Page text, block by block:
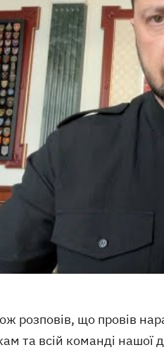
розповів, що провів
та всій команді